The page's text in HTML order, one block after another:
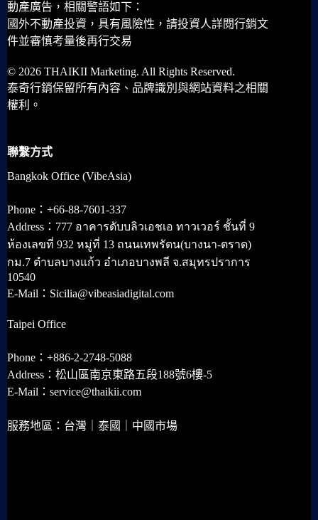
動產廣告，相關警語如下：
國外不動產投資，具有風險性，請投資人詳閱行銷文
件並審慎考量後再行交易
© 2026 THAIKII Marketing. All Rights Reserved.
泰奇行銷保留所有內容、品牌識別與網站資料之相關
權利。
聯繫方式
Bangkok Office (VibeAsia)
Phone：+66-88-7601-337
Address：777 อาคารดับบลิวเอชเอ ทาวเวอร์ ชั้นที่ 9
ห้องเลขที่ 932 หมู่ที่ 13 ถนนเทพรัตน(บางนา-ตราด)
กม.7 ตำบลบางแก้ว อำเภอบางพลี จ.สมุทรปราการ
10540
E-Mail：Sicilia@vibeasiadigital.com
Taipei Office
Phone：+886-2-2748-5088
Address：松山區南京東路五段188號6樓-5
E-Mail：service@thaikii.com
服務地區：台灣｜泰國｜中國市場